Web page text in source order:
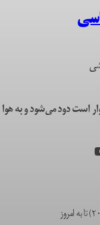
است دود می‌شود و به